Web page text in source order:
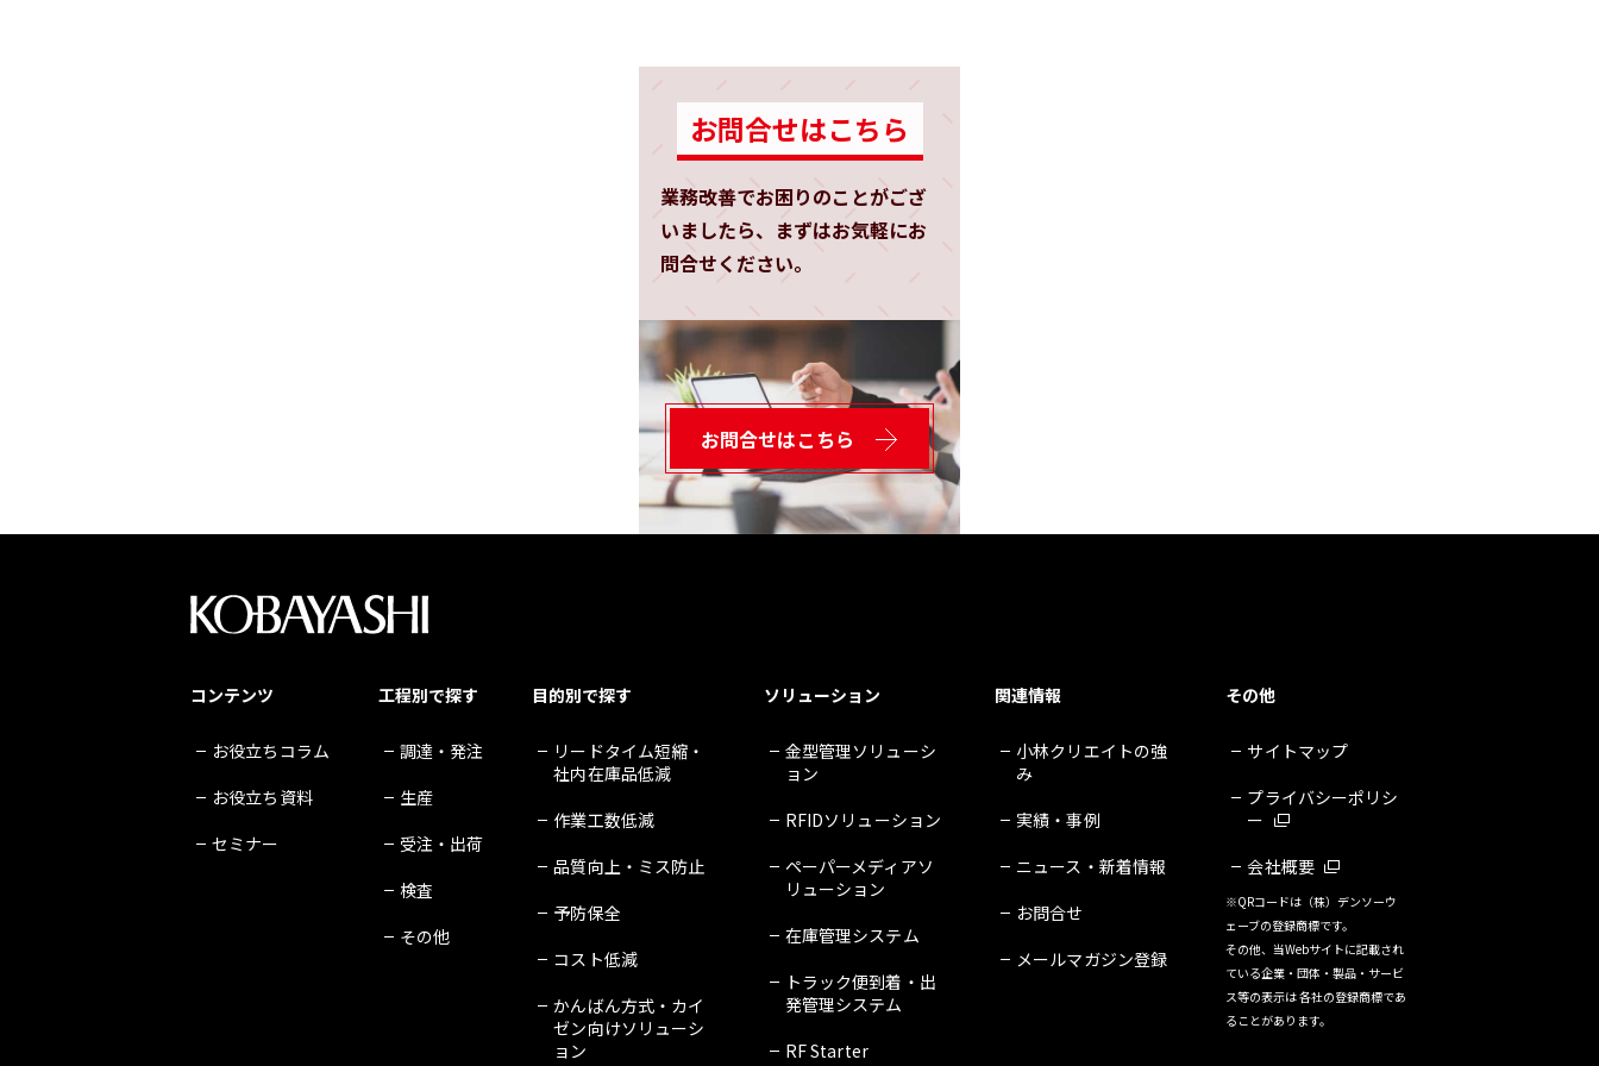
お問合せはこちら
業務改善でお困りのことがござ
いましたら、まずはお気軽にお
問合せください。
お問合せはこちら
コンテンツ
お役立ちコラム
お役立ち資料
セミナー
工程別で探す
調達・発注
生産
受注・出荷
検査
その他
目的別で探す
リードタイム短縮・
社内在庫品低減
作業工数低減
品質向上・ミス防止
予防保全
コスト低減
かんばん方式・カイ
ゼン向けソリューシ
ョン
ソリューション
金型管理ソリューシ
ョン
RFIDソリューション
ペーパーメディアソ
リューション
在庫管理システム
トラック便到着・出
発管理システム
RF Starter
関連情報
小林クリエイトの強
み
実績・事例
ニュース・新着情報
お問合せ
メールマガジン登録
その他
サイトマップ
プライバシーポリシ
ー
会社概要
※QRコードは（株）デンソーウ
ェーブの登録商標です。
その他、当Webサイトに記載され
ている企業・団体・製品・サービ
ス等の表示は 各社の登録商標であ
ることがあります。